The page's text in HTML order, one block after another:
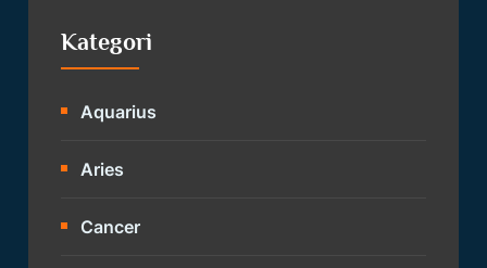
Kategori
Aquarius
Aries
Cancer